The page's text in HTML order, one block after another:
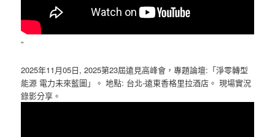
”
2025年11月05日, 2025第23屆遠見高峰會，專題論壇:「淨零轉型
能源 電力未來藍圖」。 地點: 台北-遠東香格里拉酒店。 現場實況
錄影分享。